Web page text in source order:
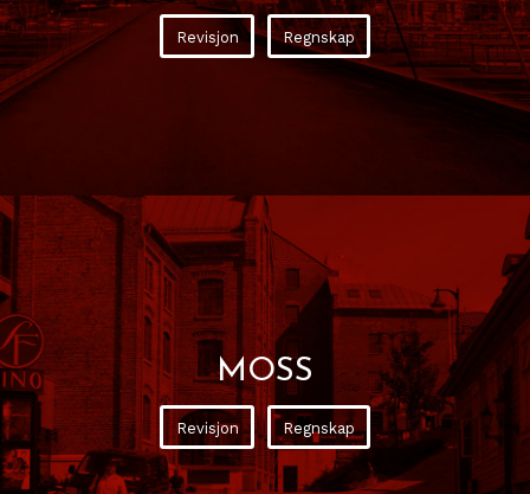
Revisjon Regnskap
MOSS
Revisjon Regnskap